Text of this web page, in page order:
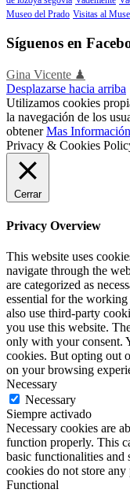
Museo del Prado Visitas al
Síguenos en
Gina Vicente ♟
Desplazarse hacia arriba
Utilizamos cookies
la navegación de los
obtenerMas Información
Privacy & Cookies
Cerrar
Privacy Overview
This website uses
navigate through the
are categorized as
essential for the
also use third-party
you use this website.
only with your consent.
cookies. But opting out
on your browsing
Necessary
Necessary
Siempre activado
Necessary cookies are
function properly. This
basic functionalities and
cookies do not store
Functional